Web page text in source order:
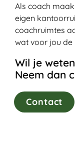
Als coach
eigen
coachruimtes
wat voor jou de
Wil je
Neem dan
Contact